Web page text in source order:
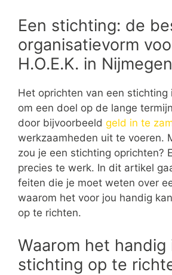
Een stichting: de
organisatievorm
H.O.E.K. in
Het oprichten van een stichting
om een doel op de lange
door bijvoorbeeld geld in te
werkzaamheden uit te voeren.
zou je een stichting oprichten?
precies te werk. In dit artikel
feiten die je moet weten over
waarom het voor jou handig
op te richten.
Waarom het handig
stichting op te